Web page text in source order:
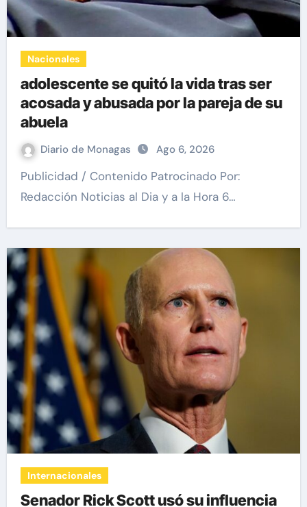
Nacionales
adolescente se quitó la vida tras ser
acosada y abusada por la pareja de su
abuela
Diario de Monagas Ago 6, 2026
Publicidad / Contenido Patrocinado Por:
Redacción Noticias al Dia y a la Hora 6…
Internacionales
Senador Rick Scott usó su influencia